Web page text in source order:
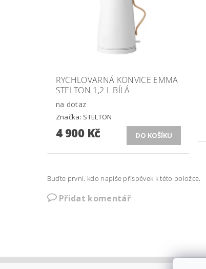
RYCHLOVARNÁ KONVICE EMMA
STELTON 1,2 L BÍLÁ
na dotaz
Značka: STELTON
4 900 Kč
Buďte první, kdo napíše příspěvek k této položce.
Přidat komentář